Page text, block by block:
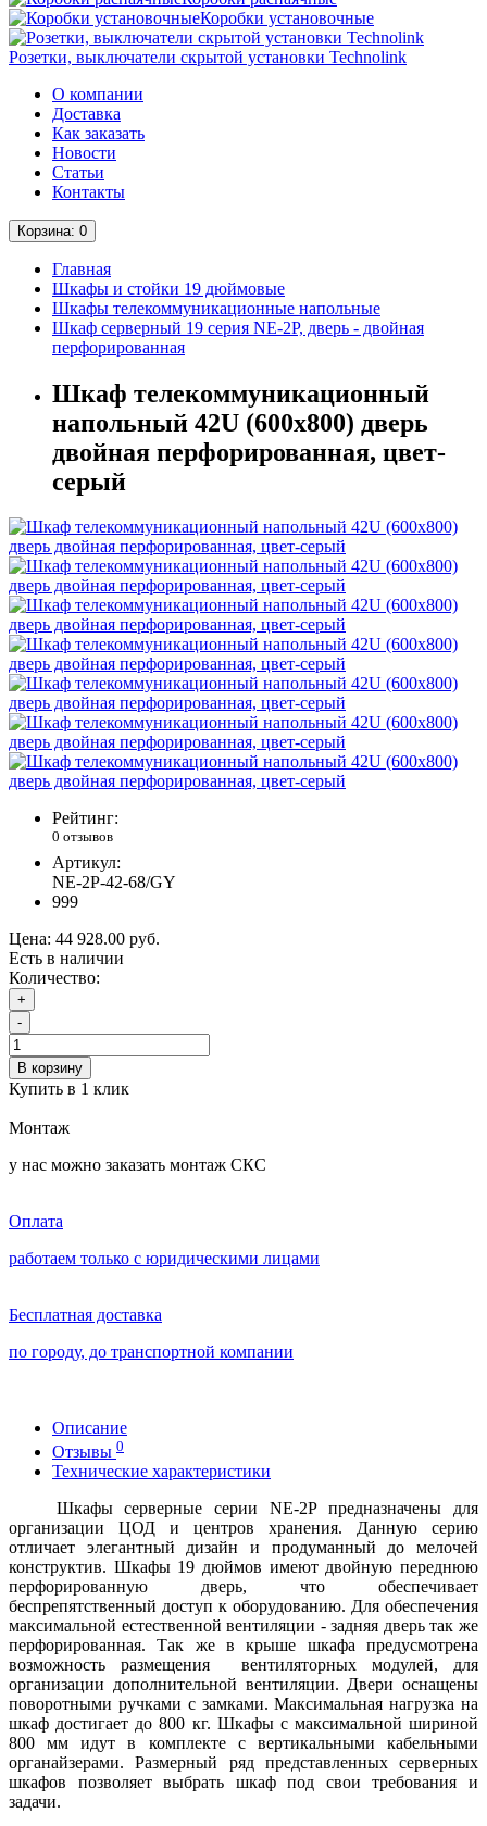
Коробки установочные
Розетки, выключатели скрытой установки Technolink
О компании
Доставка
Как заказать
Новости
Статьи
Контакты
Корзина: 0
Главная
Шкафы и стойки 19 дюймовые
Шкафы телекоммуникационные напольные
Шкаф серверный 19 серия NE-2P, дверь - двойная
перфорированная
Шкаф телекоммуникационный
напольный 42U (600х800) дверь
двойная перфорированная, цвет-
серый
Рейтинг:
0 отзывов
Артикул:
NE-2P-42-68/GY
999
Цена: 44 928.00 руб.
Есть в наличии
Количество:
+
-
В корзину
Купить в 1 клик
Монтаж
у нас можно заказать монтаж СКС
Оплата
работаем только с юридическими лицами
Бесплатная доставка
по городу, до транспортной компании
Описание
Отзывы 0
Технические характеристики
Шкафы серверные серии NE-2P предназначены для
организации ЦОД и центров хранения. Данную серию
отличает элегантный дизайн и продуманный до мелочей
конструктив. Шкафы 19 дюймов имеют двойную переднюю
перфорированную дверь, что обеспечивает
беспрепятственный доступ к оборудованию. Для обеспечения
максимальной естественной вентиляции - задняя дверь так же
перфорированная. Так же в крыше шкафа предусмотрена
возможность размещения вентиляторных модулей, для
организации дополнительной вентиляции. Двери оснащены
поворотными ручками с замками. Максимальная нагрузка на
шкаф достигает до 800 кг. Шкафы с максимальной шириной
800 мм идут в комплекте с вертикальными кабельными
органайзерами. Размерный ряд представленных серверных
шкафов позволяет выбрать шкаф под свои требования и
задачи.